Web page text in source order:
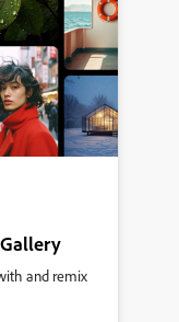
and remix